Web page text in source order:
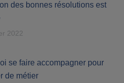
des bonnes résolutions est
2022
se faire accompagner pour
de métier